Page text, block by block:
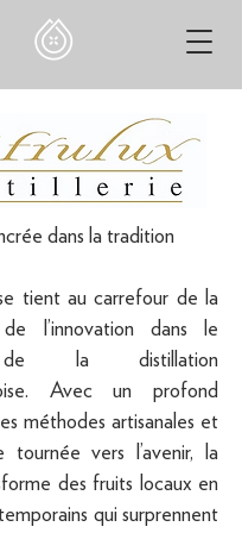
dans la tradition
tient au carrefour de la
l’innovation dans le
de la distillation
Avec un profond
méthodes artisanales et
tournée vers l’avenir, la
des fruits locaux en
qui surprennent